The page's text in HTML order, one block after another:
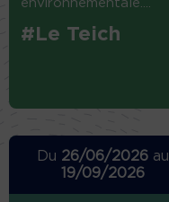
environnementale....
#Le Teich
Du 26/06/2026 au
19/09/2026